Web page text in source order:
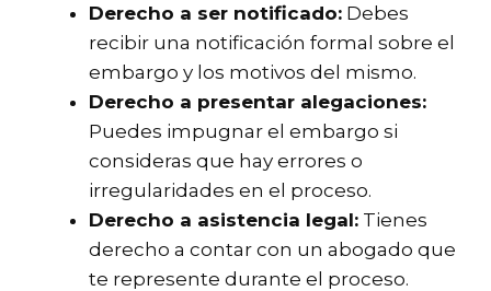
Derecho a ser notificado: Debes
recibir una notificación formal sobre el
embargo y los motivos del mismo.
Derecho a presentar alegaciones:
Puedes impugnar el embargo si
consideras que hay errores o
irregularidades en el proceso.
Derecho a asistencia legal: Tienes
derecho a contar con un abogado que
te represente durante el proceso.